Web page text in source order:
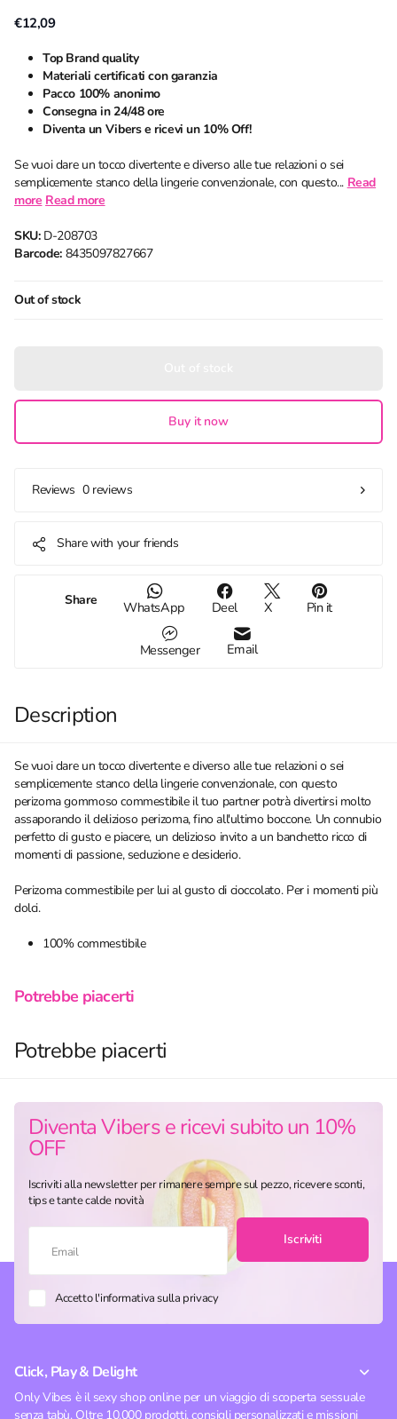
€12,09
Top Brand quality
Materiali certificati con garanzia
Pacco 100% anonimo
Consegna in 24/48 ore
Diventa un Vibers e ricevi un 10% Off!
Se vuoi dare un tocco divertente e diverso alle tue relazioni o sei
semplicemente stanco della lingerie convenzionale, con questo... Read
more Read more
SKU:D-208703
Barcode:8435097827667
Out of stock
Buy it now
Reviews 0 reviews
Share with your friends
Share WhatsApp Deel X Pin it
Messenger Email
Description
Se vuoi dare un tocco divertente e diverso alle tue relazioni o sei
semplicemente stanco della lingerie convenzionale, con questo
perizoma gommoso commestibile il tuo partner potrà divertirsi molto
assaporando il delizioso perizoma, fino all'ultimo boccone. Un connubio
perfetto di gusto e piacere, un delizioso invito a un banchetto ricco di
momenti di passione, seduzione e desiderio.
Perizoma commestibile per lui al gusto di cioccolato. Per i momenti più
dolci.
100% commestibile
Potrebbe piacerti
Potrebbe piacerti
Diventa Vibers e ricevi subito un 10%
OFF
Iscriviti alla newsletter per rimanere sempre sul pezzo, ricevere sconti,
tips e tante calde novità
Iscriviti
Accetto l'informativa sulla privacy
Click, Play & Delight
Only Vibes è il sexy shop online per un viaggio di scoperta sessuale
senza tabù. Oltre 10.000 prodotti, consigli personalizzati e missioni